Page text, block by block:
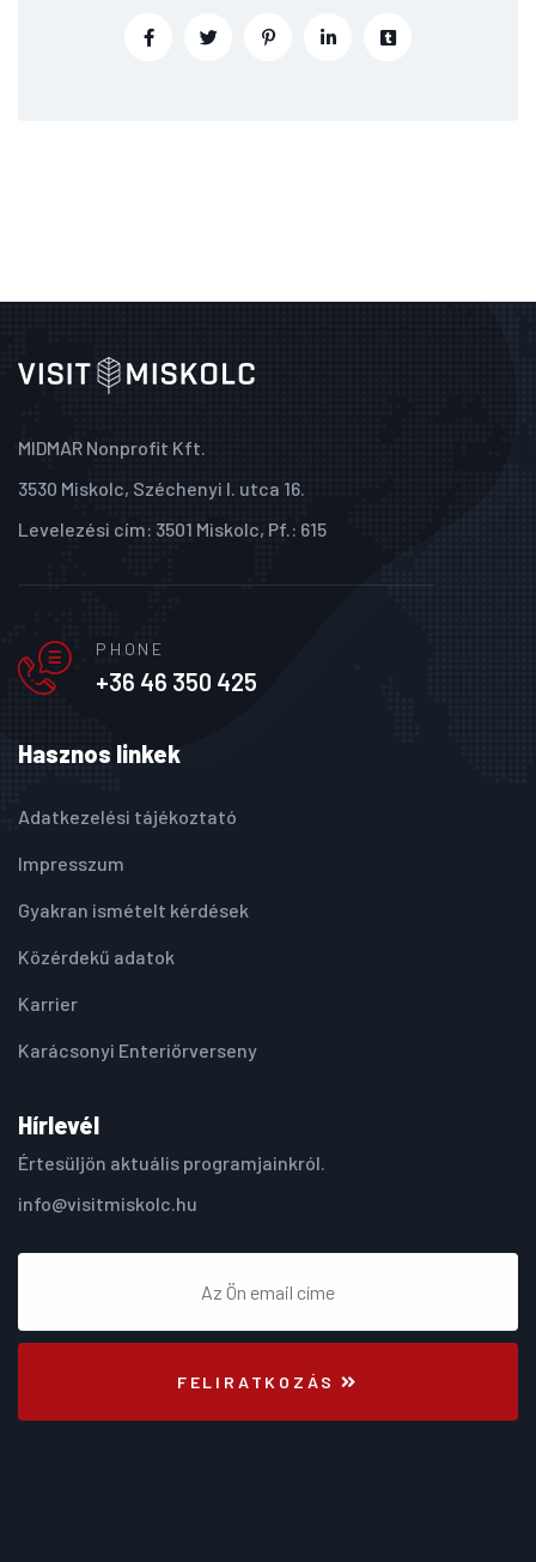
MIDMAR Nonprofit Kft.
3530 Miskolc, Széchenyi I. utca 16.
Levelezési cím: 3501 Miskolc, Pf.: 615
PHONE
+36 46 350 425
Hasznos linkek
Adatkezelési tájékoztató
Impresszum
Gyakran ismételt kérdések
Közérdekű adatok
Karrier
Karácsonyi Enteriőrverseny
Hírlevél
Értesüljön aktuális programjainkról.
info@visitmiskolc.hu
FELIRATKOZÁS